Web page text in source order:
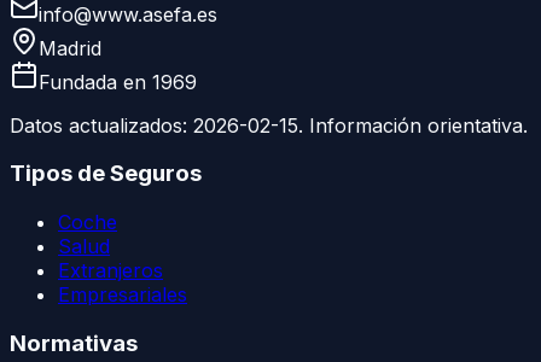
info@www.asefa.es
Madrid
Fundada en 1969
Datos actualizados: 2026-02-15. Información orientativa.
Tipos de Seguros
Coche
Salud
Extranjeros
Empresariales
Normativas